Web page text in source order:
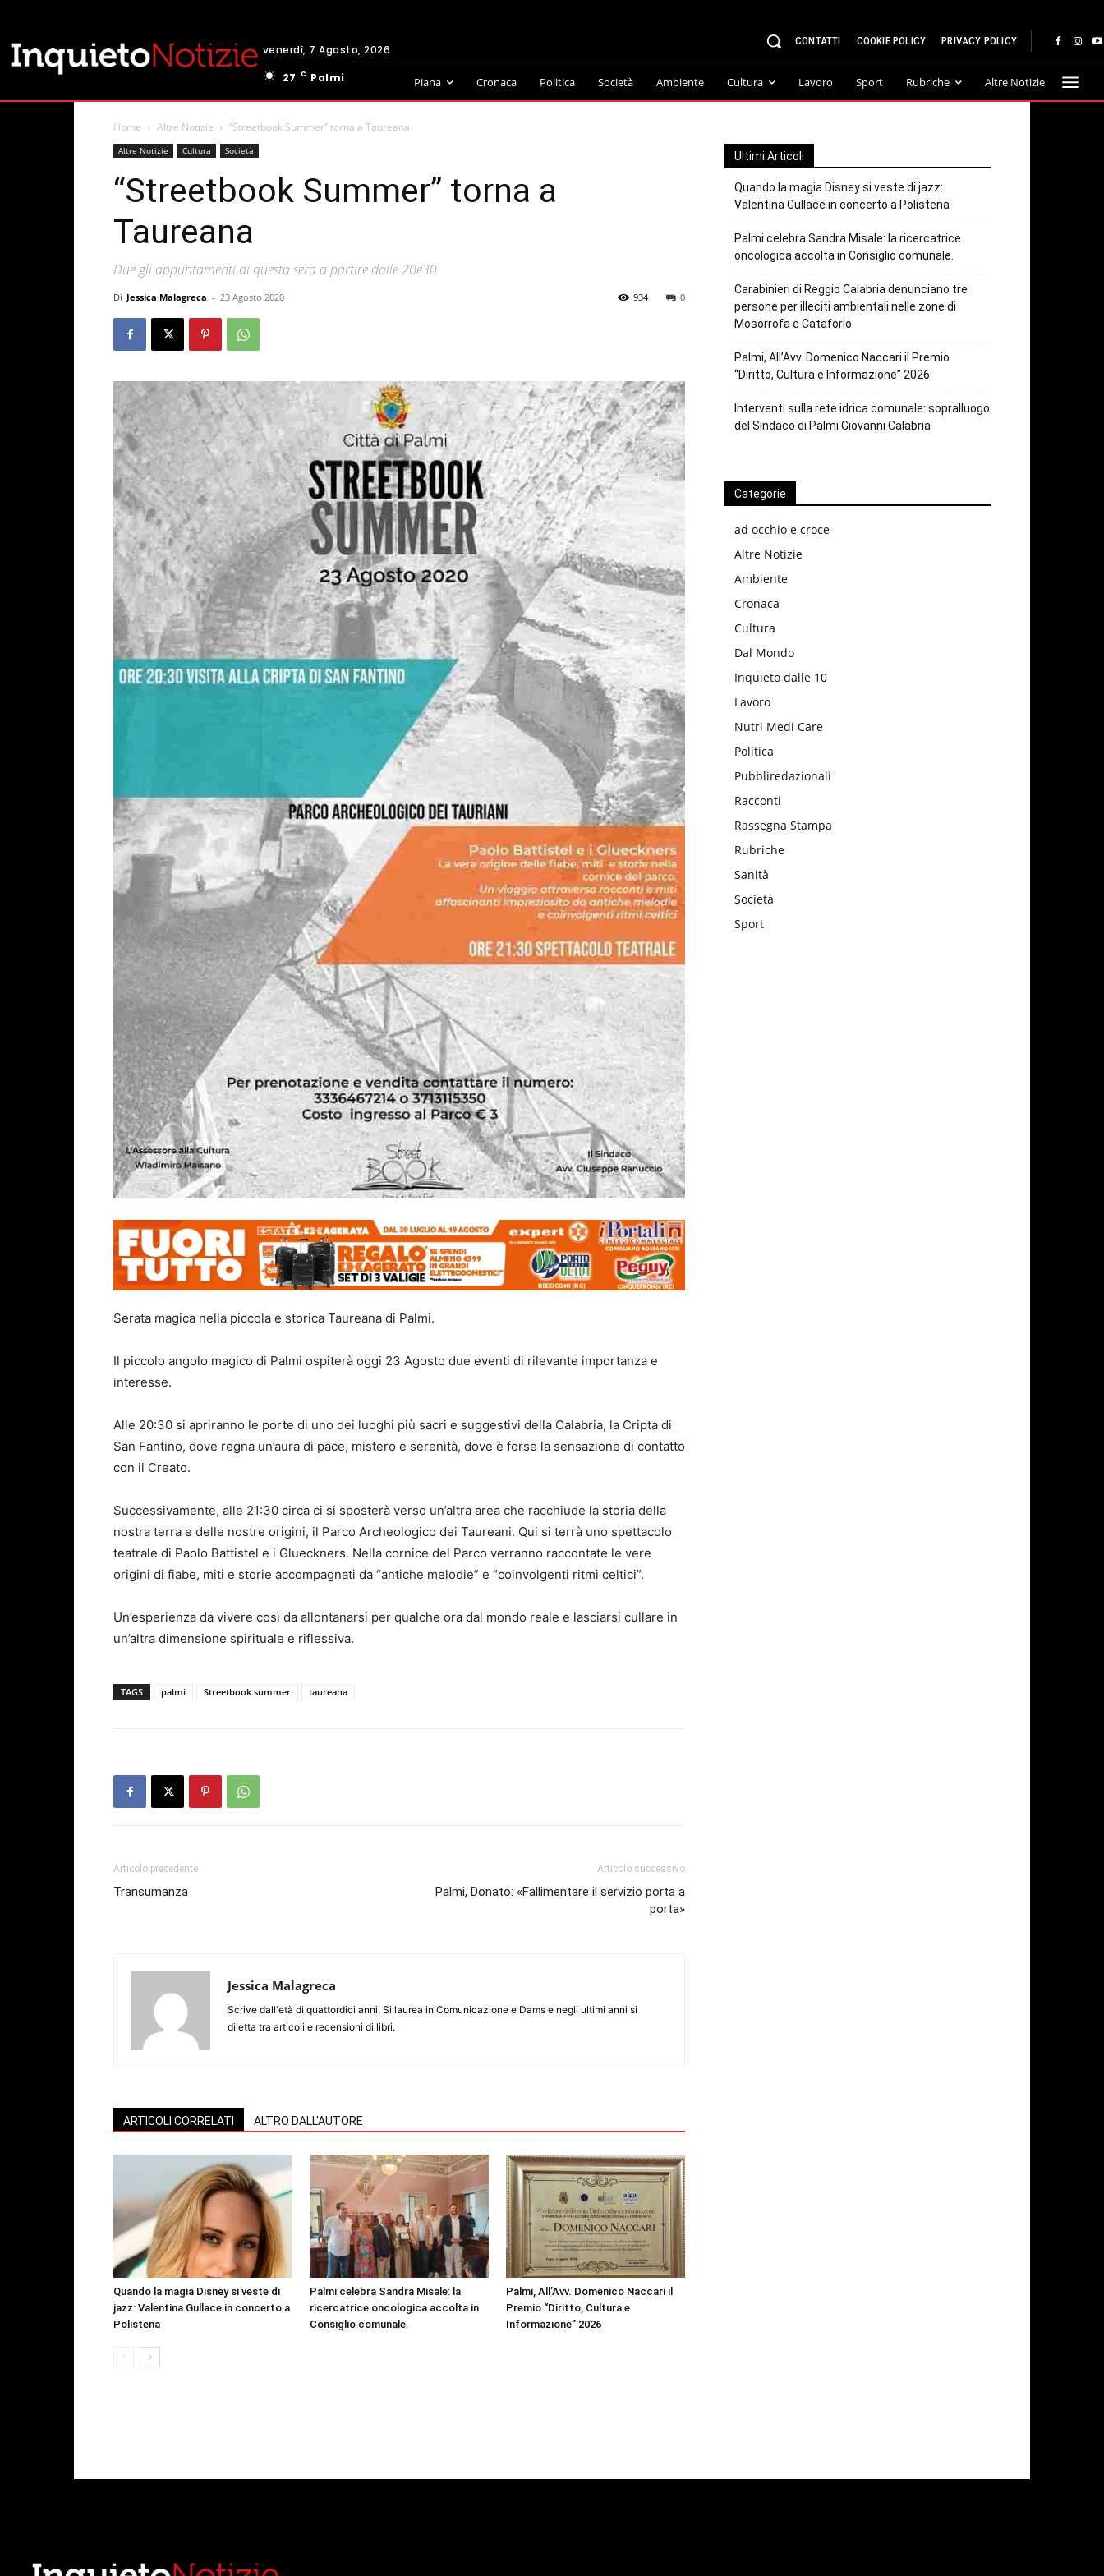
venerdì, 7 Agosto, 2026
27
C Palmi
CONTATTI COOKIE POLICY PRIVACY POLICY
Piana Cronaca Politica Società Ambiente Cultura Lavoro Sport Rubriche Altre Notizie
Home Altre Notizie “Streetbook Summer” torna a Taureana
Altre Notizie Cultura Società
“Streetbook Summer” torna a
Taureana
Due gli appuntamenti di questa sera a partire dalle 20e30
Di Jessica Malagreca - 23 Agosto 2020 0
934
Serata magica nella piccola e storica Taureana di Palmi.
Il piccolo angolo magico di Palmi ospiterà oggi 23 Agosto due eventi di rilevante importanza e
interesse.
Alle 20:30 si apriranno le porte di uno dei luoghi più sacri e suggestivi della Calabria, la Cripta di
San Fantino, dove regna un’aura di pace, mistero e serenità, dove è forse la sensazione di contatto
con il Creato.
Successivamente, alle 21:30 circa ci si sposterà verso un’altra area che racchiude la storia della
nostra terra e delle nostre origini, il Parco Archeologico dei Taureani. Qui si terrà uno spettacolo
teatrale di Paolo Battistel e i Glueckners. Nella cornice del Parco verranno raccontate le vere
origini di fiabe, miti e storie accompagnati da “antiche melodie” e “coinvolgenti ritmi celtici”.
Un’esperienza da vivere così da allontanarsi per qualche ora dal mondo reale e lasciarsi cullare in
un’altra dimensione spirituale e riflessiva.
TAGS palmi Streetbook summer taureana
Articolo precedente
Transumanza
Articolo successivo
Palmi, Donato: «Fallimentare il servizio porta a
porta»
Jessica Malagreca
Scrive dall'età di quattordici anni. Si laurea in Comunicazione e Dams e negli ultimi anni si
diletta tra articoli e recensioni di libri.
ARTICOLI CORRELATI ALTRO DALL'AUTORE
Quando la magia Disney si veste di
jazz: Valentina Gullace in concerto a
Polistena
Palmi celebra Sandra Misale: la
ricercatrice oncologica accolta in
Consiglio comunale.
Palmi, All’Avv. Domenico Naccari il
Premio “Diritto, Cultura e
Informazione” 2026
Ultimi Articoli
Quando la magia Disney si veste di jazz:
Valentina Gullace in concerto a Polistena
Palmi celebra Sandra Misale: la ricercatrice
oncologica accolta in Consiglio comunale.
Carabinieri di Reggio Calabria denunciano tre
persone per illeciti ambientali nelle zone di
Mosorrofa e Cataforio
Palmi, All’Avv. Domenico Naccari il Premio
“Diritto, Cultura e Informazione” 2026
Interventi sulla rete idrica comunale: sopralluogo
del Sindaco di Palmi Giovanni Calabria
Categorie
ad occhio e croce
Altre Notizie
Ambiente
Cronaca
Cultura
Dal Mondo
Inquieto dalle 10
Lavoro
Nutri Medi Care
Politica
Pubbliredazionali
Racconti
Rassegna Stampa
Rubriche
Sanità
Società
Sport